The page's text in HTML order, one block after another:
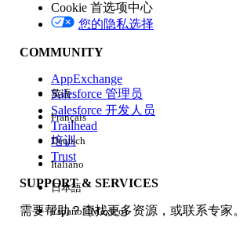
版本
体验
Cookie 首选项中心
您的隐私选择
COMMUNITY
AppExchange
Salesforce 管理员
Salesforce 开发人员
Trailhead
培训
Trust
SUPPORT & SERVICES
需要帮助？查找更多资源，或联系专家。
英语
Français
Deutsch
Italiano
日本語
Español (México)